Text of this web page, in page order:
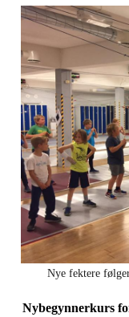
Nye fektere
Nybegynnerkurs